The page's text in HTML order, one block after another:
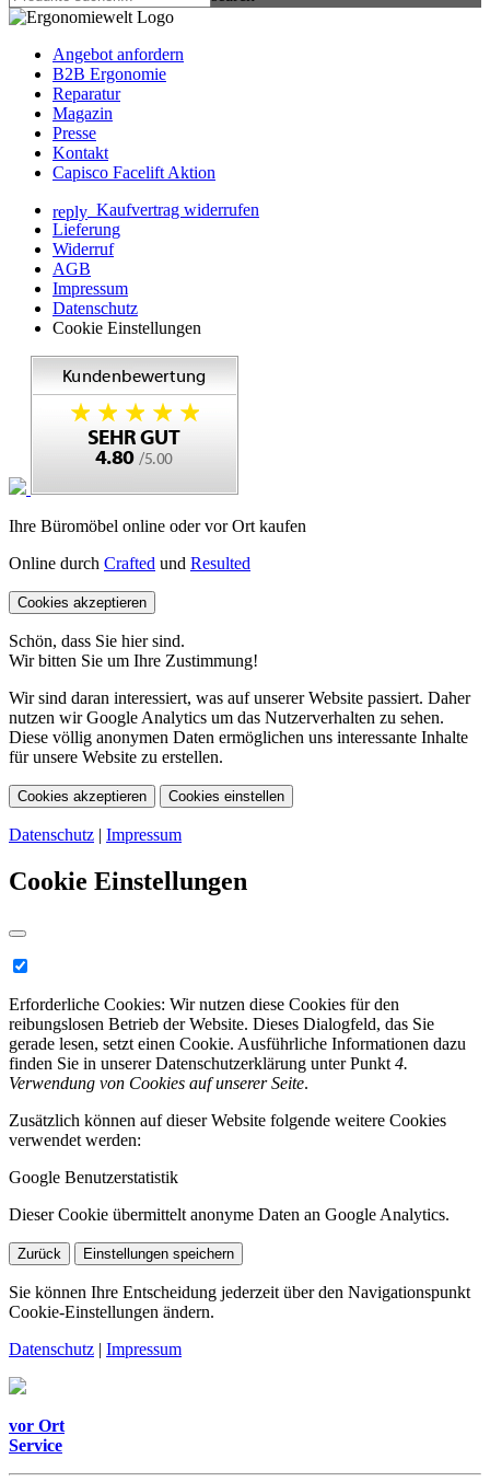
Angebot anfordern
B2B Ergonomie
Reparatur
Magazin
Presse
Kontakt
Capisco Facelift Aktion
reply Kaufvertrag widerrufen
Lieferung
Widerruf
AGB
Impressum
Datenschutz
Cookie Einstellungen
Ihre Büromöbel online oder vor Ort kaufen
Online durch Crafted und Resulted
Cookies akzeptieren
Schön, dass Sie hier sind.
Wir bitten Sie um Ihre Zustimmung!
Wir sind daran interessiert, was auf unserer Website passiert. Daher
nutzen wir Google Analytics um das Nutzerverhalten zu sehen.
Diese völlig anonymen Daten ermöglichen uns interessante Inhalte
für unsere Website zu erstellen.
Cookies akzeptieren Cookies einstellen
Datenschutz | Impressum
Cookie Einstellungen
Erforderliche Cookies: Wir nutzen diese Cookies für den
reibungslosen Betrieb der Website. Dieses Dialogfeld, das Sie
gerade lesen, setzt einen Cookie. Ausführliche Informationen dazu
finden Sie in unserer Datenschutzerklärung unter Punkt 4.
Verwendung von Cookies auf unserer Seite.
Zusätzlich können auf dieser Website folgende weitere Cookies
verwendet werden:
Google Benutzerstatistik
Dieser Cookie übermittelt anonyme Daten an Google Analytics.
Zurück Einstellungen speichern
Sie können Ihre Entscheidung jederzeit über den Navigationspunkt
Cookie-Einstellungen ändern.
Datenschutz | Impressum
vor Ort
Service